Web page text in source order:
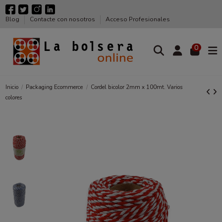
Blog Contacte con nosotros Acceso Profesionales
0
Inicio Packaging Ecommerce
Cordel bicolor 2mm x 100mt. Varios
colores